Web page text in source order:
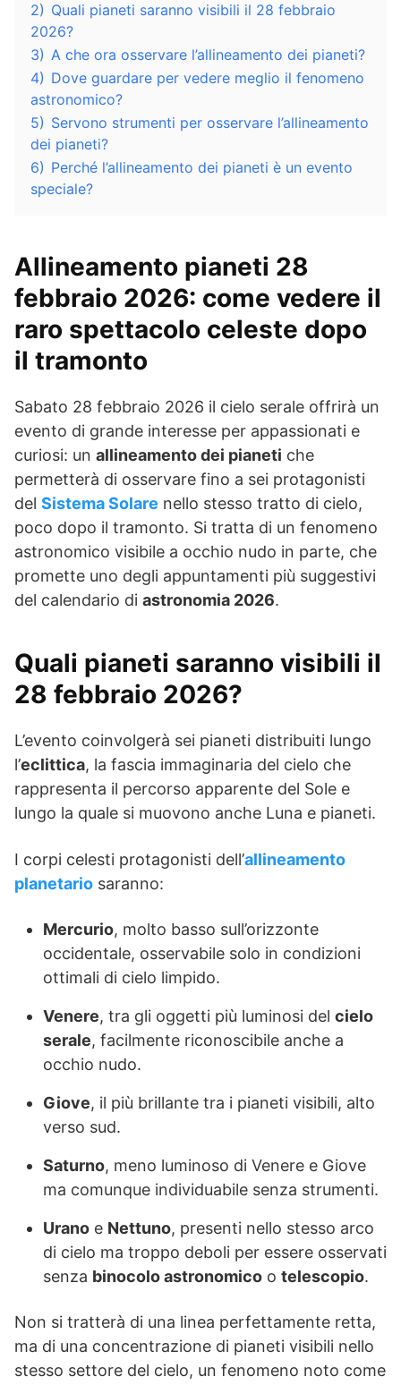
2) Quali pianeti saranno visibili il 28 febbraio
2026?
3) A che ora osservare l’allineamento dei pianeti?
4) Dove guardare per vedere meglio il fenomeno
astronomico?
5) Servono strumenti per osservare l’allineamento
dei pianeti?
6) Perché l’allineamento dei pianeti è un evento
speciale?
Allineamento pianeti 28
febbraio 2026: come vedere il
raro spettacolo celeste dopo
il tramonto
Sabato 28 febbraio 2026 il cielo serale offrirà un
evento di grande interesse per appassionati e
curiosi: un allineamento dei pianeti che
permetterà di osservare fino a sei protagonisti
del Sistema Solare nello stesso tratto di cielo,
poco dopo il tramonto. Si tratta di un fenomeno
astronomico visibile a occhio nudo in parte, che
promette uno degli appuntamenti più suggestivi
del calendario di astronomia 2026.
Quali pianeti saranno visibili il
28 febbraio 2026?
L’evento coinvolgerà sei pianeti distribuiti lungo
l’eclittica, la fascia immaginaria del cielo che
rappresenta il percorso apparente del Sole e
lungo la quale si muovono anche Luna e pianeti.
I corpi celesti protagonisti dell’allineamento
planetario saranno:
Mercurio, molto basso sull’orizzonte
occidentale, osservabile solo in condizioni
ottimali di cielo limpido.
Venere, tra gli oggetti più luminosi del cielo
serale, facilmente riconoscibile anche a
occhio nudo.
Giove, il più brillante tra i pianeti visibili, alto
verso sud.
Saturno, meno luminoso di Venere e Giove
ma comunque individuabile senza strumenti.
Urano e Nettuno, presenti nello stesso arco
di cielo ma troppo deboli per essere osservati
senza binocolo astronomico o telescopio.
Non si tratterà di una linea perfettamente retta,
ma di una concentrazione di pianeti visibili nello
stesso settore del cielo, un fenomeno noto come